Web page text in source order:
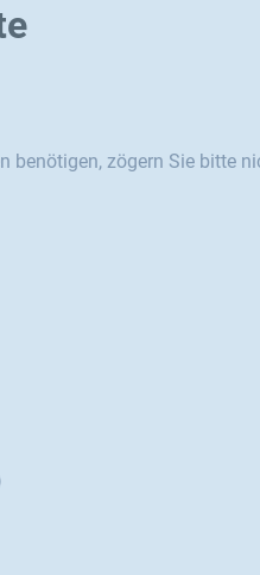
benötigen, zögern Sie bitte